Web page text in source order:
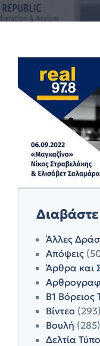
Άλλες
Απόψεις
Άρθρα και
Β1 Βόρειος
Βίντεο (293)
Βουλή (285)
Δελτία